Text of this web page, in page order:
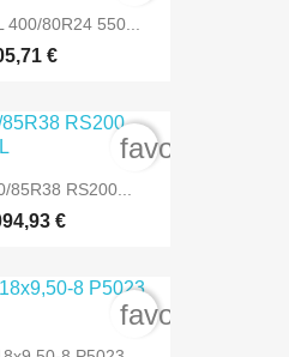
400/80R24 550...
€
85R38 RS200...
€